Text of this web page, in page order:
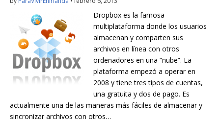
Blog dedicado a los que viven, estudian y trabajan en
Irlanda!
Dropbox es la famosa
multiplataforma donde los usuarios
almacenan y comparten sus
archivos en línea con otros
ordenadores en una “nube”. La
plataforma empezó a operar en
2008 y tiene tres tipos de cuentas,
una gratuita y dos de pago. Es
actualmente una de las maneras más fáciles de almacenar y
sincronizar archivos con otros…